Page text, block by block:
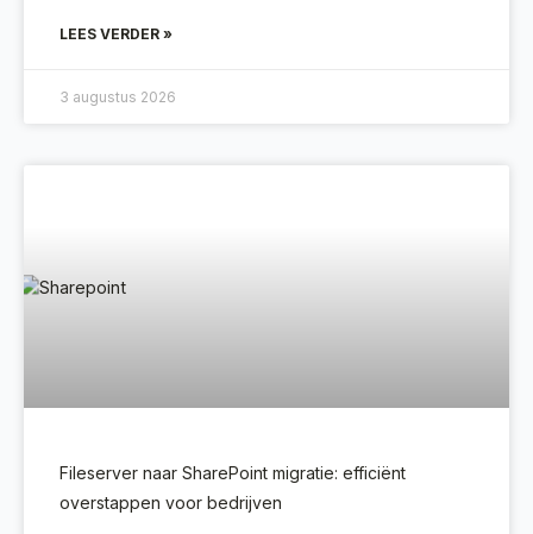
LEES VERDER »
3 augustus 2026
Fileserver naar SharePoint migratie: efficiënt
overstappen voor bedrijven